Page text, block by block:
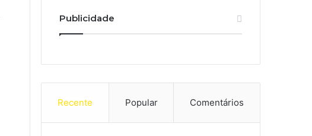
Publicidade
Recente Popular Comentários